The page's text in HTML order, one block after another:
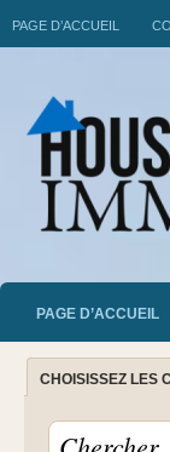
PAGE D’ACCUEIL
PAGE D’ACCUEIL
CHOISISSEZ LES